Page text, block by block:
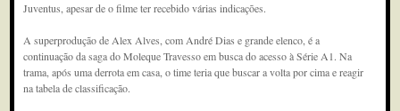
Juventus, apesar de o filme ter recebido várias indicações.
A superprodução de Alex Alves, com André Dias e grande elenco, é a
continuação da saga do Moleque Travesso em busca do acesso à Série A1. Na
trama, após uma derrota em casa, o time teria que buscar a volta por cima e reagir
na tabela de classificação.